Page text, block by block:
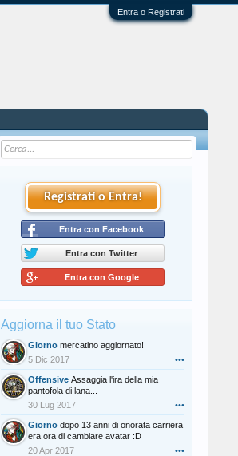
Entra o Registrati
Registrati o Entra!
Entra con Facebook
Entra con Twitter
Entra con Google
Aggiorna il tuo Stato
Giorno mercatino aggiornato!
5 Dic 2017
•••
Offensive Assaggia l'ira della mia
pantofola di lana...
30 Lug 2017
•••
Giorno dopo 13 anni di onorata carriera
era ora di cambiare avatar :D
20 Apr 2017
•••